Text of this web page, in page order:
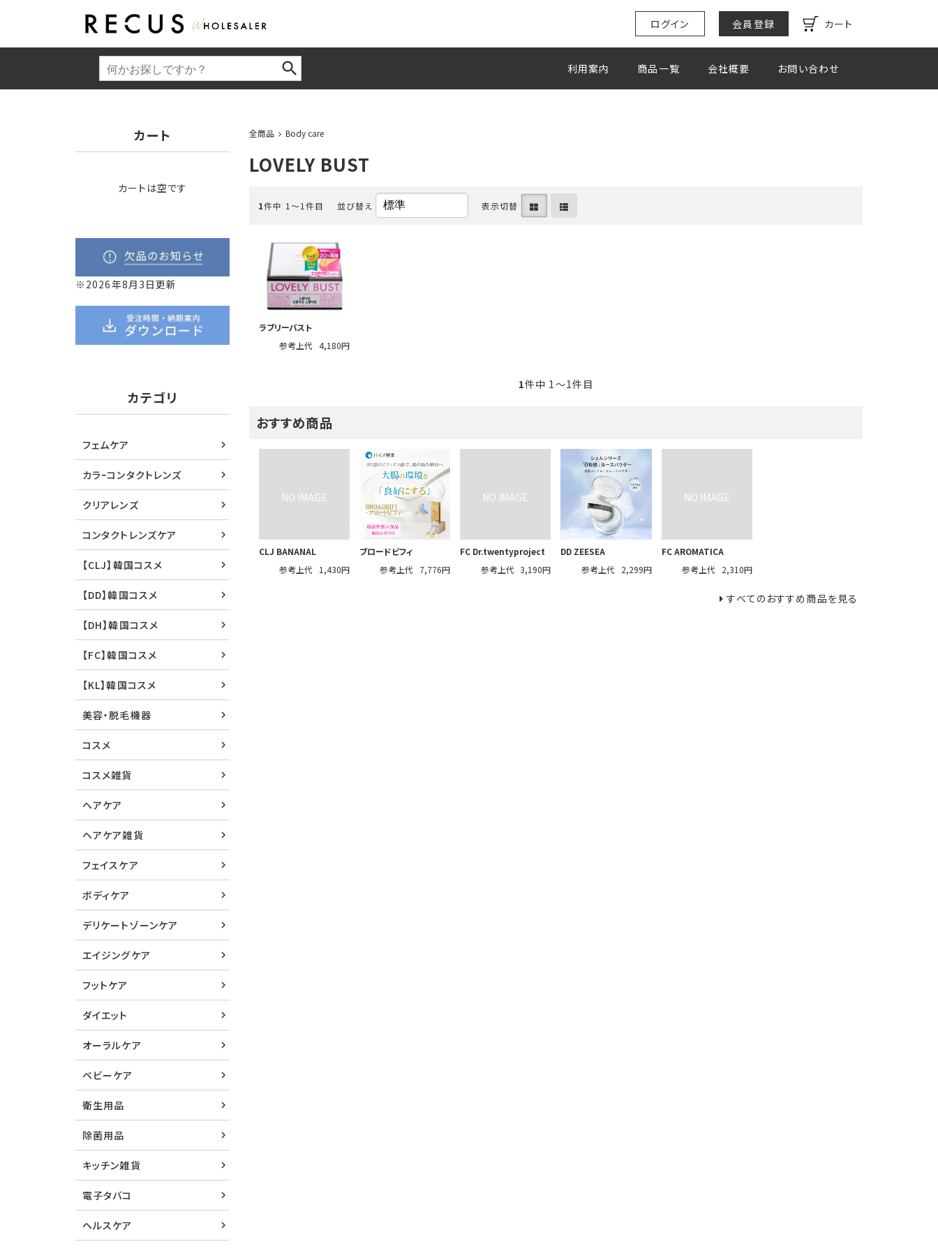
ログイン 会員登録 カート
利用案内 商品一覧 会社概要 お問い合わせ
全商品 Body care
LOVELY BUST
1件中 1〜1件目 並び替え 表示切替
ラブリーバスト
参考上代 4,180円
1件中 1〜1件目
おすすめ商品
CLJ BANANAL
参考上代
1,430円
ブロードビフィ
参考上代
7,776円
FC Dr.twentyproject
参考上代 3,190円
DD ZEESEA
参考上代
2,299円
FC AROMATICA
参考上代
2,310円
すべてのおすすめ商品を見る
カート
カートは空です
※2026年8月3日更新
カテゴリ
フェムケア
カラｰコンタクトレンズ
クリアレンズ
コンタクトレンズケア
【CLJ】韓国コスメ
【DD】韓国コスメ
【DH】韓国コスメ
【FC】韓国コスメ
【KL】韓国コスメ
美容・脱毛機器
コスメ
コスメ雑貨
ヘアケア
ヘアケア雑貨
フェイスケア
ボディケア
デリケートゾーンケア
エイジングケア
フットケア
ダイエット
オーラルケア
ベビーケア
衛生用品
除菌用品
キッチン雑貨
電子タバコ
ヘルスケア